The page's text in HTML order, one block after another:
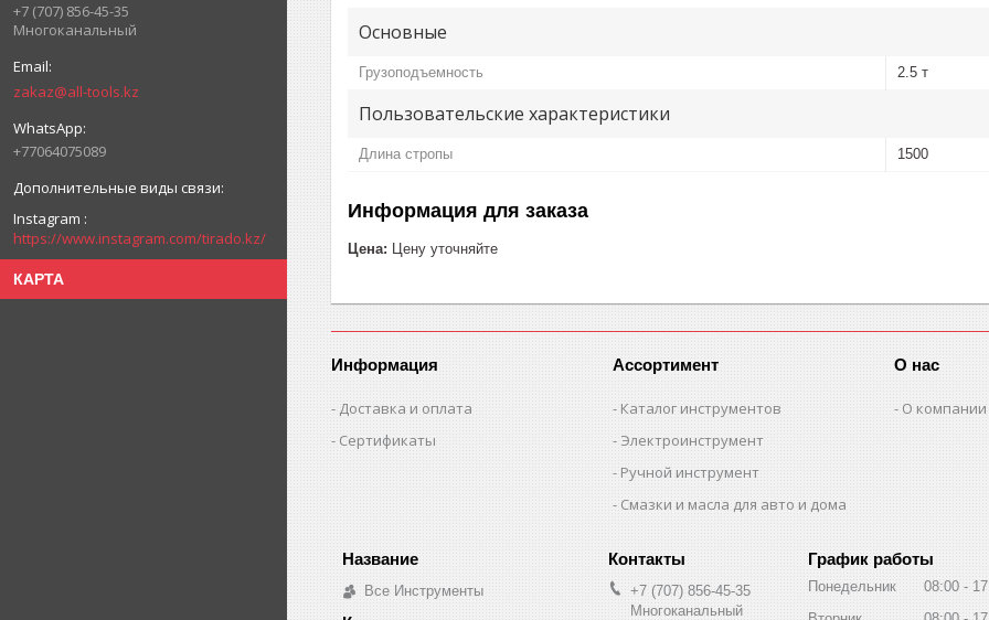
+7 (707) 856-45-35
Многоканальный
zakaz@all-tools.kz
+77064075089
Instagram
https://www.instagram.com/tirado.kz/
КАРТА
Основные
Грузоподъемность 2.5 т
Пользовательские характеристики
Длина стропы 1500
Информация для заказа
Цена: Цену уточняйте
Информация
Доставка и оплата
Сертификаты
Ассортимент
Каталог инструментов
Электроинструмент
Ручной инструмент
Смазки и масла для авто и дома
О нас
О компании
Все Инструменты
+7 (707) 856-45-35
Многоканальный
График работы
Понедельник 08:00